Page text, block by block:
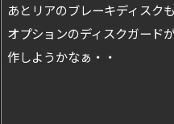
あとリアのブレーキディスク
オプションのディスクガード
作しようかなぁ・・